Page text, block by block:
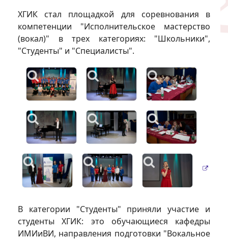
ХГИК стал площадкой для соревнования в
компетенции "Исполнительское мастерство
(вокал)" в трех категориях: "Школьники",
"Студенты" и "Специалисты".
В категории "Студенты" приняли участие и
студенты ХГИК: это обучающиеся кафедры
ИМИиВИ, направления подготовки "Вокальное